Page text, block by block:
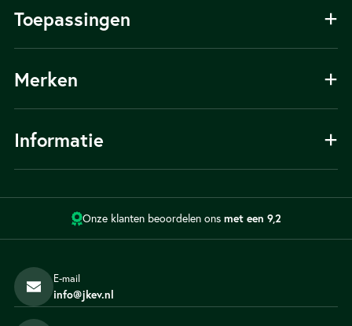
Toepassingen
Merken
Informatie
Keuzehulp
Tips
Partner worden
Contact
Blog
Onze klanten beoordelen ons met een 9,2
E-mail
info@jkev.nl